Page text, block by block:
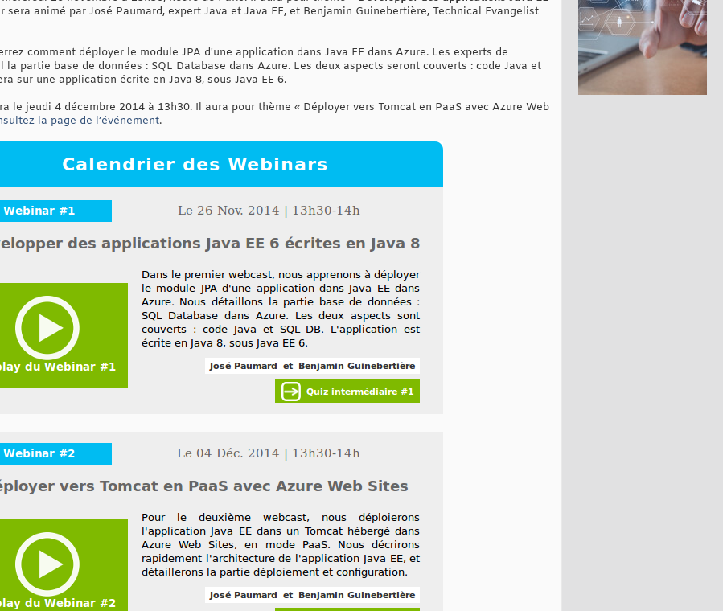
sera animé par José Paumard, expert Java et Java EE, et Benjamin Guinebertière, Technical Evangelist
comment déployer le module JPA d'une application dans Java EE dans Azure. Les experts de
partie base de données : SQL Database dans Azure. Les deux aspects seront couverts : code Java et
sur une application écrite en Java 8, sous Java EE 6.
le jeudi 4 décembre 2014 à 13h30. Il aura pour thème « Déployer vers Tomcat en PaaS avec Azure Web
la page de l’événement.